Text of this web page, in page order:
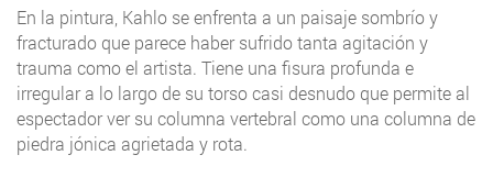
En la pintura, Kahlo se enfrenta a un paisaje sombrío y
fracturado que parece haber sufrido tanta agitación y
trauma como el artista. Tiene una fisura profunda e
irregular a lo largo de su torso casi desnudo que permite al
espectador ver su columna vertebral como una columna de
piedra jónica agrietada y rota.